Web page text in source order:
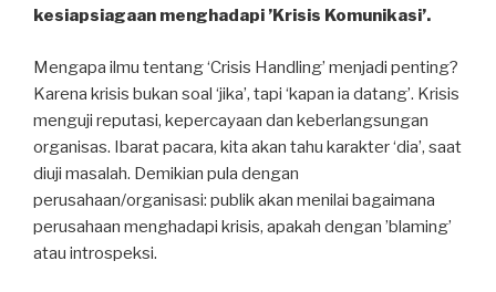
kesiapsiagaan menghadapi ’Krisis Komunikasi’.
Mengapa ilmu tentang ‘Crisis Handling’ menjadi penting?
Karena krisis bukan soal ‘jika’, tapi ‘kapan ia datang’. Krisis
menguji reputasi, kepercayaan dan keberlangsungan
organisas. Ibarat pacara, kita akan tahu karakter ‘dia’, saat
diuji masalah. Demikian pula dengan
perusahaan/organisasi: publik akan menilai bagaimana
perusahaan menghadapi krisis, apakah dengan ’blaming’
atau introspeksi.